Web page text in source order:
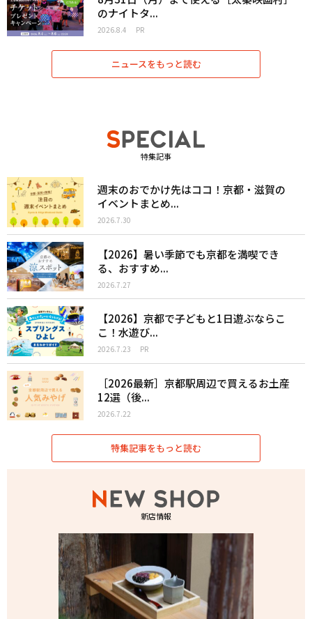
のナイトタ...
2026.8.4 PR
ニュースをもっと読む
特集記事
週末のおでかけ先はココ！京都・滋賀の
イベントまとめ...
2026.7.30
【2026】暑い季節でも京都を満喫でき
る、おすすめ...
2026.7.27
【2026】京都で子どもと1日遊ぶならこ
こ！水遊び...
2026.7.23 PR
［2026最新］京都駅周辺で買えるお土産
12選（後...
2026.7.22
特集記事をもっと読む
新店情報